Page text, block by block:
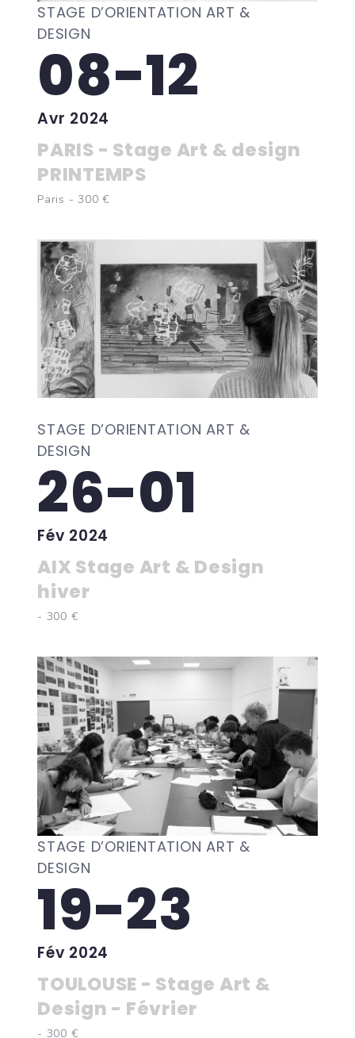
STAGE D’ORIENTATION ART &
DESIGN
08-12
Avr 2024
PARIS - Stage Art & design
PRINTEMPS
Paris - 300 €
STAGE D’ORIENTATION ART &
DESIGN
26-01
Fév 2024
AIX Stage Art & Design
hiver
- 300 €
STAGE D’ORIENTATION ART &
DESIGN
19-23
Fév 2024
TOULOUSE - Stage Art &
Design - Février
- 300 €